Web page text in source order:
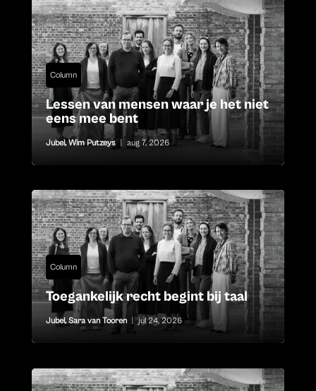
Column
Lessen van mensen waar je het niet
eens mee bent
Jubel,Wim Putzeys | aug 7, 2026
Column
Toegankelijk recht begint bij taal
Jubel, Sara van Tooren | jul 24, 2026